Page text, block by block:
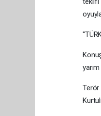
Terör